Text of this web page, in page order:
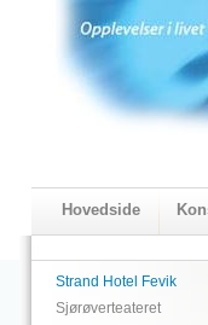
Hovedside
2018 Programmet
Strand Hotel Fevik
Sjørøverteateret